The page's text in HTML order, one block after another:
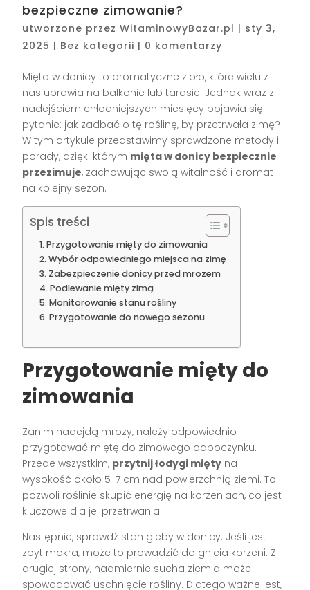
bezpieczne zimowanie?
utworzone przezWitaminowyBazar.pl | sty 3,
2025 | Bez kategorii | 0 komentarzy
Mięta w donicy to aromatyczne zioło, które wielu z
nas uprawia na balkonie lub tarasie. Jednak wraz z
nadejściem chłodniejszych miesięcy pojawia się
pytanie: jak zadbać o tę roślinę, by przetrwała zimę?
W tym artykule przedstawimy sprawdzone metody i
porady, dzięki którym mięta w donicy bezpiecznie
przezimuje, zachowując swoją witalność i aromat
na kolejny sezon.
Spis treści
Przygotowanie mięty do zimowania
Wybór odpowiedniego miejsca na zimę
Zabezpieczenie donicy przed mrozem
Podlewanie mięty zimą
Monitorowanie stanu rośliny
Przygotowanie do nowego sezonu
Przygotowanie mięty do
zimowania
Zanim nadejdą mrozy, należy odpowiednio
przygotować miętę do zimowego odpoczynku.
Przede wszystkim, przytnij łodygi mięty na
wysokość około 5-7 cm nad powierzchnią ziemi. To
pozwoli roślinie skupić energię na korzeniach, co jest
kluczowe dla jej przetrwania.
Następnie, sprawdź stan gleby w donicy. Jeśli jest
zbyt mokra, może to prowadzić do gnicia korzeni. Z
drugiej strony, nadmiernie sucha ziemia może
spowodować uschnięcie rośliny. Dlatego ważne jest,